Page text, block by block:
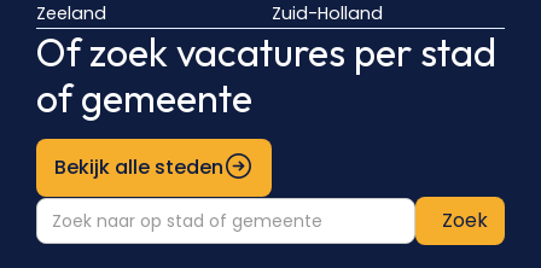
Zeeland
Zuid-Holland
Of zoek vacatures per stad
of gemeente
Bekijk alle steden